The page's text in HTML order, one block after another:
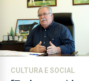
CULTURA E SOCIAL